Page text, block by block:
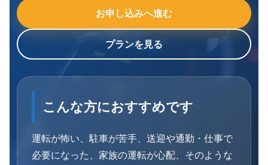
お申し込みへ進む
プランを見る
こんな方におすすめです
運転が怖い、駐車が苦手、送迎や通勤・仕事で
必要になった、家族の運転が心配、そのような